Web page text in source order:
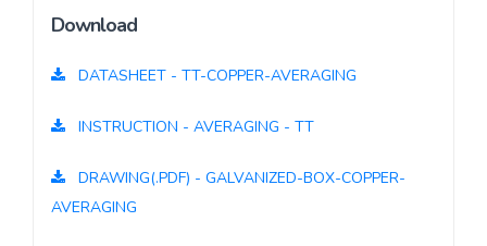
Download
DATASHEET - TT-COPPER-AVERAGING
INSTRUCTION - AVERAGING - TT
DRAWING(.PDF) - GALVANIZED-BOX-COPPER-
AVERAGING